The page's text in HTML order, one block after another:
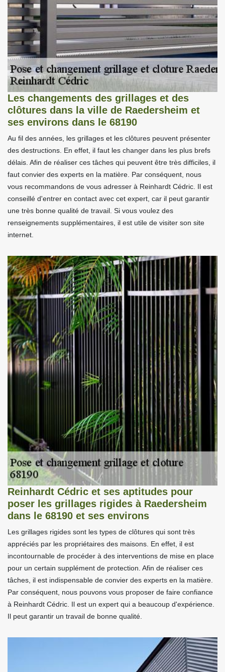
Les changements des grillages et des
clôtures dans la ville de Raedersheim et
ses environs dans le 68190
Au fil des années, les grillages et les clôtures peuvent présenter
des destructions. En effet, il faut les changer dans les plus brefs
délais. Afin de réaliser ces tâches qui peuvent être très difficiles, il
faut convier des experts en la matière. Par conséquent, nous
vous recommandons de vous adresser à Reinhardt Cédric. Il est
conseillé d'entrer en contact avec cet expert, car il peut garantir
une très bonne qualité de travail. Si vous voulez des
renseignements supplémentaires, il est utile de visiter son site
internet.
Reinhardt Cédric et ses aptitudes pour
poser les grillages rigides à Raedersheim
dans le 68190 et ses environs
Les grillages rigides sont les types de clôtures qui sont très
appréciés par les propriétaires des maisons. En effet, il est
incontournable de procéder à des interventions de mise en place
pour un certain supplément de protection. Afin de réaliser ces
tâches, il est indispensable de convier des experts en la matière.
Par conséquent, nous pouvons vous proposer de faire confiance
à Reinhardt Cédric. Il est un expert qui a beaucoup d'expérience.
Il peut garantir un travail de bonne qualité.